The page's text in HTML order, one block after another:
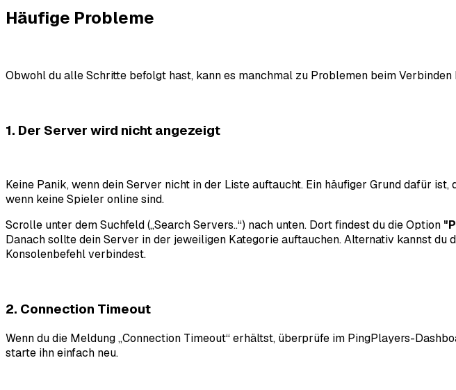
Häufige Probleme
Obwohl du alle Schritte befolgt hast, kann es manchmal zu Problemen beim
1. Der Server wird nicht angezeigt
Keine Panik, wenn dein Server nicht in der Liste auftaucht. Ein häufiger Grund dafür
wenn keine Spieler online sind.
Scrolle unter dem Suchfeld („Search Servers..“) nach unten. Dort findest du die Option
Danach sollte dein Server in der jeweiligen Kategorie auftauchen. Alternativ kannst
Konsolenbefehl verbindest.
2. Connection Timeout
Wenn du die Meldung „Connection Timeout“ erhältst, überprüfe im PingPlayers-
starte ihn einfach neu.